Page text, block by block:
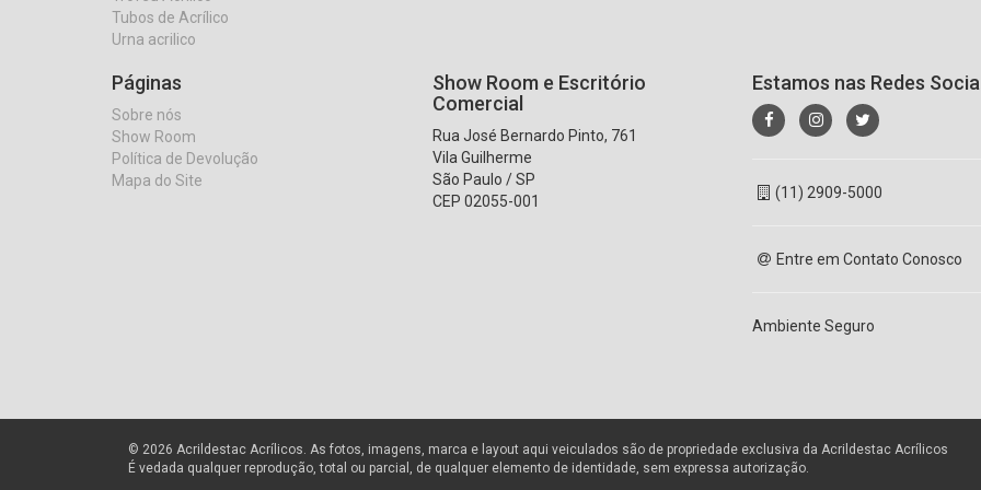
Tubos de Acrílico
Urna acrilico
Páginas
Sobre nós
Show Room
Política de Devolução
Mapa do Site
Show Room e Escritório
Comercial
Rua José Bernardo Pinto, 761
Vila Guilherme
São Paulo / SP
CEP 02055-001
Estamos nas Redes
(11) 2909-5000
Entre em Contato Conosco
Ambiente Seguro
© 2026 Acrildestac Acrílicos. As fotos, imagens, marca e layout aqui veiculados são de propriedade exclusiva da Acrildestac Acrílicos
É vedada qualquer reprodução, total ou parcial, de qualquer elemento de identidade, sem expressa autorização.